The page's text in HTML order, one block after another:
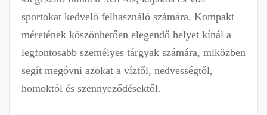
sportokat kedvelő felhasználó számára. Kompakt
méretének köszönhetően elegendő helyet kínál a
legfontosabb személyes tárgyak számára, miközben
segít megóvni azokat a víztől, nedvességtől,
homoktól és szennyeződésektől.